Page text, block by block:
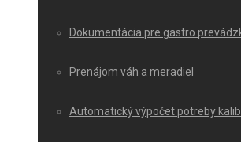
Dokumentácia pre gastro
Prenájom váh a meradiel
Automatický výpočet potreby